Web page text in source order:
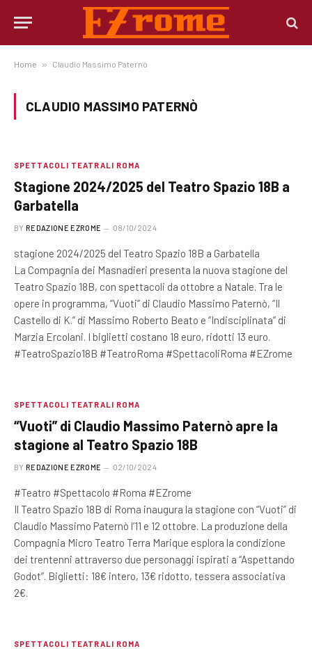
Home » Claudio Massimo Paternò
CLAUDIO MASSIMO PATERNÒ
SPETTACOLI TEATRALI ROMA
Stagione 2024/2025 del Teatro Spazio 18B a
Garbatella
BY REDAZIONE EZROME 08/10/2024
stagione 2024/2025 del Teatro Spazio 18B a Garbatella
La Compagnia dei Masnadieri presenta la nuova stagione del
Teatro Spazio 18B, con spettacoli da ottobre a Natale. Tra le
opere in programma, “Vuoti” di Claudio Massimo Paternò, “Il
Castello di K.” di Massimo Roberto Beato e “Indisciplinata” di
Marzia Ercolani. I biglietti costano 18 euro, ridotti 13 euro.
#TeatroSpazio18B #TeatroRoma #SpettacoliRoma #EZrome
SPETTACOLI TEATRALI ROMA
“Vuoti” di Claudio Massimo Paternò apre la
stagione al Teatro Spazio 18B
BY REDAZIONE EZROME 02/10/2024
#Teatro #Spettacolo #Roma #EZrome
Il Teatro Spazio 18B di Roma inaugura la stagione con “Vuoti” di
Claudio Massimo Paternò l’11 e 12 ottobre. La produzione della
Compagnia Micro Teatro Terra Marique esplora la condizione
dei trentenni attraverso due personaggi ispirati a “Aspettando
Godot”. Biglietti: 18€ intero, 13€ ridotto, tessera associativa
2€.
SPETTACOLI TEATRALI ROMA